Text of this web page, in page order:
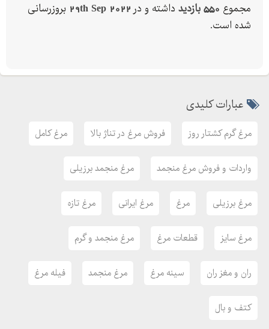
مجموع 550 بازدید داشته و در 29th Sep 2022 بروزرسانی
شده است.
عبارات کلیدی
مرغ گرم کشتار روز فروش مرغ در تناژ بالا مرغ کامل
واردات و فروش مرغ منجمد مرغ منجمد برزیلی
مرغ برزیلی مرغ مرغ ایرانی مرغ تازه
مرغ سایز قطعات مرغ مرغ منجمد و گرم
ران و مغز ران سینه مرغ مرغ منجمد فیله مرغ
کتف و بال